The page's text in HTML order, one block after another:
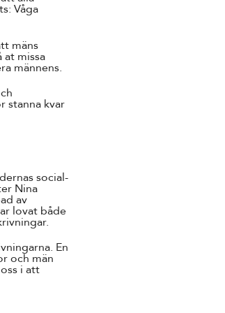
Våga
mäns
at missa
männens.
stanna kvar
social-
Nina
av
lovat både
En
och män
i att